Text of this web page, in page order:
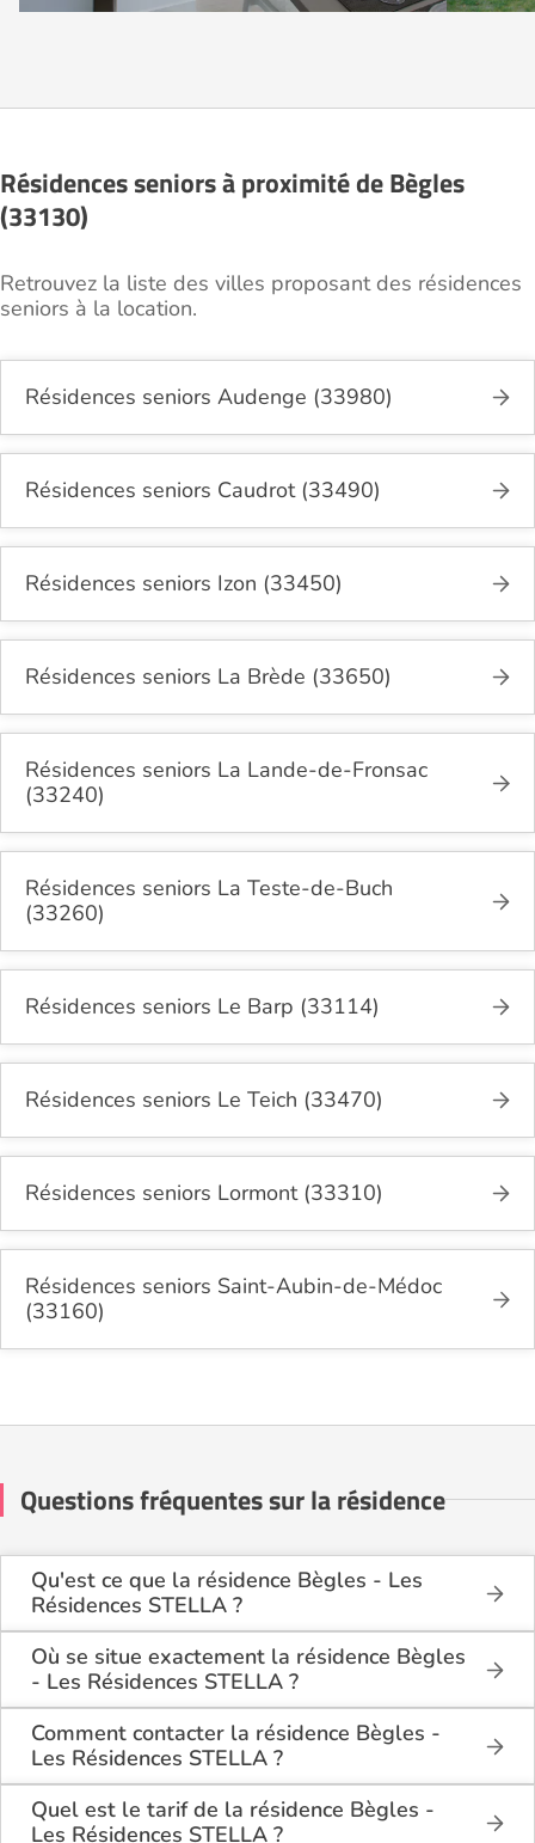
Résidences seniors à proximité de Bègles
(33130)
Retrouvez la liste des villes proposant des résidences
seniors à la location.
Résidences seniors Audenge (33980)
Résidences seniors Caudrot (33490)
Résidences seniors Izon (33450)
Résidences seniors La Brède (33650)
Résidences seniors La Lande-de-Fronsac
(33240)
Résidences seniors La Teste-de-Buch
(33260)
Résidences seniors Le Barp (33114)
Résidences seniors Le Teich (33470)
Résidences seniors Lormont (33310)
Résidences seniors Saint-Aubin-de-Médoc
(33160)
Questions fréquentes sur la résidence
Qu'est ce que la résidence Bègles - Les
Résidences STELLA ?
La résidence Bègles - Les Résidences STELLA est
une résidence seniors de type résidence services
seniors . Elle dispose de logements disponibles à la
location.
Cette résidence du secteur privé se situe à Bègles
(33130).
Où se situe exactement la résidence Bègles
- Les Résidences STELLA ?
La résidence Bègles - Les Résidences STELLA est
située 30, avenue Danielle Mitterrand à Bègles
(33130), en Gironde (33).
Comment contacter la résidence Bègles -
Les Résidences STELLA ?
Vous pouvez contacter la résidence Bègles - Les
Résidences STELLA directement sur le site
Logement-seniors.com, grâce au formulaire de
Quel est le tarif de la résidence Bègles -
Les Résidences STELLA ?